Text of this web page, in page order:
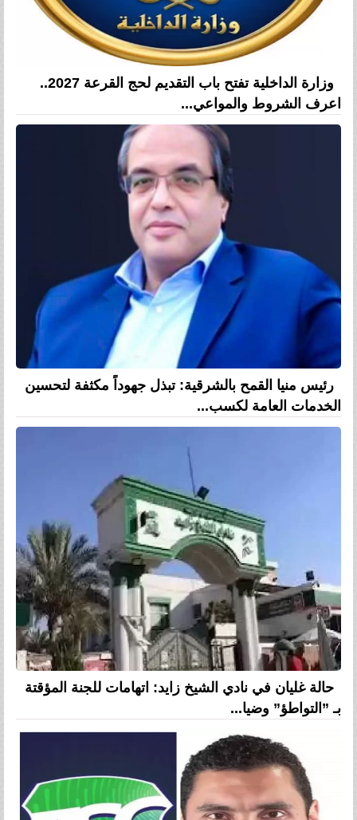
وزارة الداخلية تفتح باب التقديم لحج القرعة 2027..
اعرف الشروط والمواعي...
رئيس منيا القمح بالشرقية: تبذل جهوداً مكثفة لتحسين
الخدمات العامة لكسب...
حالة غليان في نادي الشيخ زايد: اتهامات للجنة المؤقتة
بـ ”التواطؤ” وضيا...